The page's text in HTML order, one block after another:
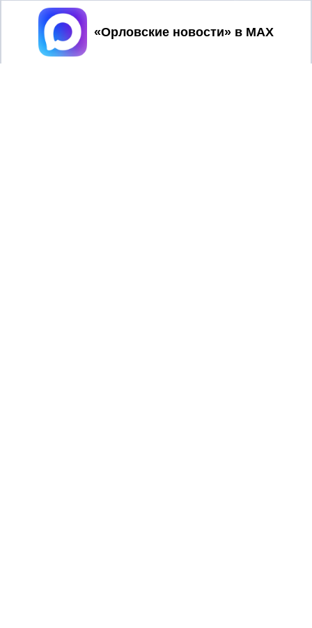
Принять